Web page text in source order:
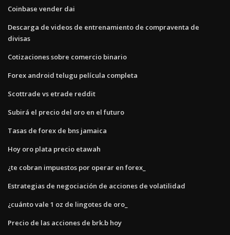
Coinbase vender dai
Descarga de videos de entrenamiento de compraventa de
divisas
Cotizaciones sobre comercio binario
Forex android telugu película completa
Scottrade vs etrade reddit
Subirá el precio del oro en el futuro
Tasas de forex de bns jamaica
Hoy oro plata precio etawah
¿te cobran impuestos por operar en forex_
Estrategias de negociación de acciones de volatilidad
¿cuánto vale 1 oz de lingotes de oro_
Precio de las acciones de brk.b hoy